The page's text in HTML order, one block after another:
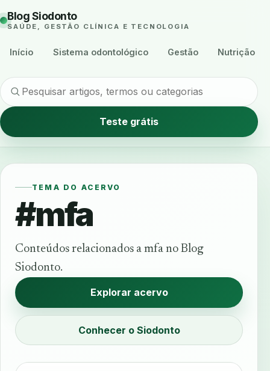
Blog Siodonto
SAÚDE, GESTÃO CLÍNICA E TECNOLOGIA
Início Sistema odontológico Gestão Nutrição
Teste grátis
TEMA DO ACERVO
#mfa
Conteúdos relacionados a mfa no Blog
Siodonto.
Explorar acervo
Conhecer o Siodonto